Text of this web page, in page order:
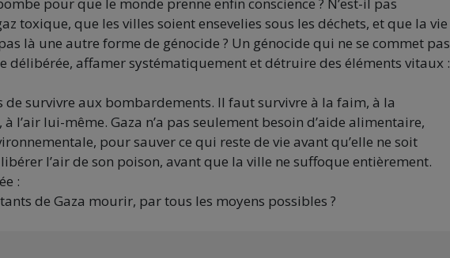
pour que le monde prenne enfin conscience ? N’est-il pas
toxique, que les villes soient ensevelies sous les déchets, et que la vie
là une autre forme de génocide ? Un génocide qui ne se commet pas
délibérée, affamer systématiquement et détruire des éléments vitaux :
de survivre aux bombardements. Il faut survivre à la faim, à la
l’air lui-même. Gaza n’a pas seulement besoin d’aide alimentaire,
pour sauver ce qui reste de vie avant qu’elle ne soit
l’air de son poison, avant que la ville ne suffoque entièrement.
:
de Gaza mourir, par tous les moyens possibles ?